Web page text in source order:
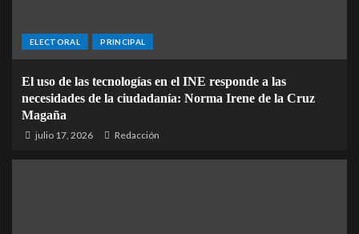
ELECTORAL PRINCIPAL
El uso de las tecnologías en el INE responde a las
necesidades de la ciudadanía: Norma Irene de la Cruz
Magaña
julio 17, 2026 Redacción